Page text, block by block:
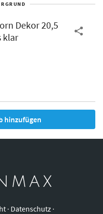
Dekor 20,5
klar
hinzufügen
· Datenschutz ·